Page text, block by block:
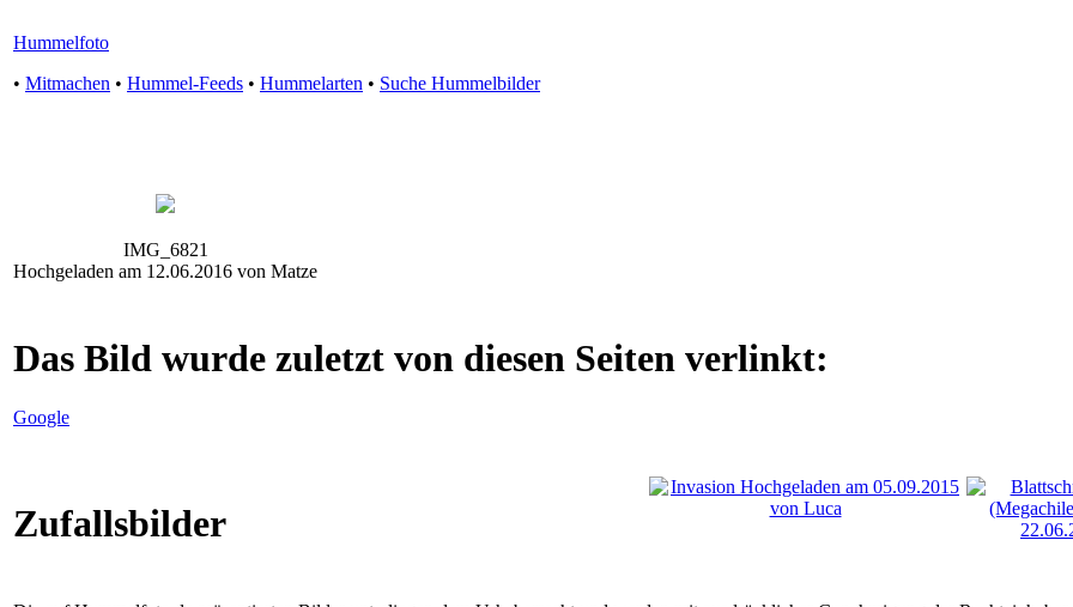
Hummelfoto
• Mitmachen • Hummel-Feeds • Hummelarten • Suche Hummelbilder
IMG_6821
Hochgeladen am 12.06.2016 von Matze
Das Bild wurde zuletzt von diesen Seiten verlinkt:
Google
Zufallsbilder